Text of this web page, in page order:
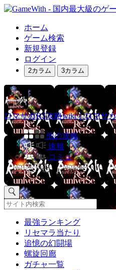
ホーム
ゲーム検索
新規登録
ログイン
2カラム 3カラム
ロマサガRS攻略wiki｜ロマサ
他の攻略
速報
コミュ
掲示板
最強ランキング
リセマラ当たり
追憶の幻闘場
螺旋回廊
ガチャ一覧